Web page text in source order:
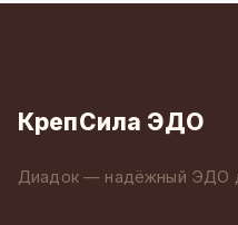
КрепСила ЭДО
Диадок — надёжный ЭДО